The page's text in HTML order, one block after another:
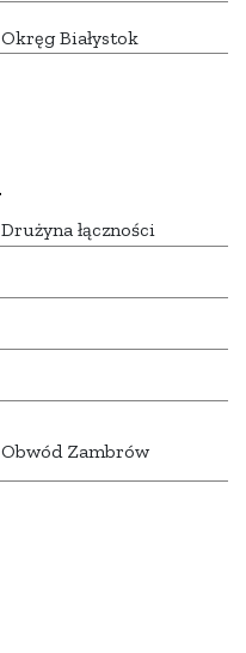
Okręg Białystok
Drużyna łączności
Obwód Zambrów